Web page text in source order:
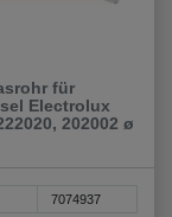
für
Electrolux
202002 ø
7074937